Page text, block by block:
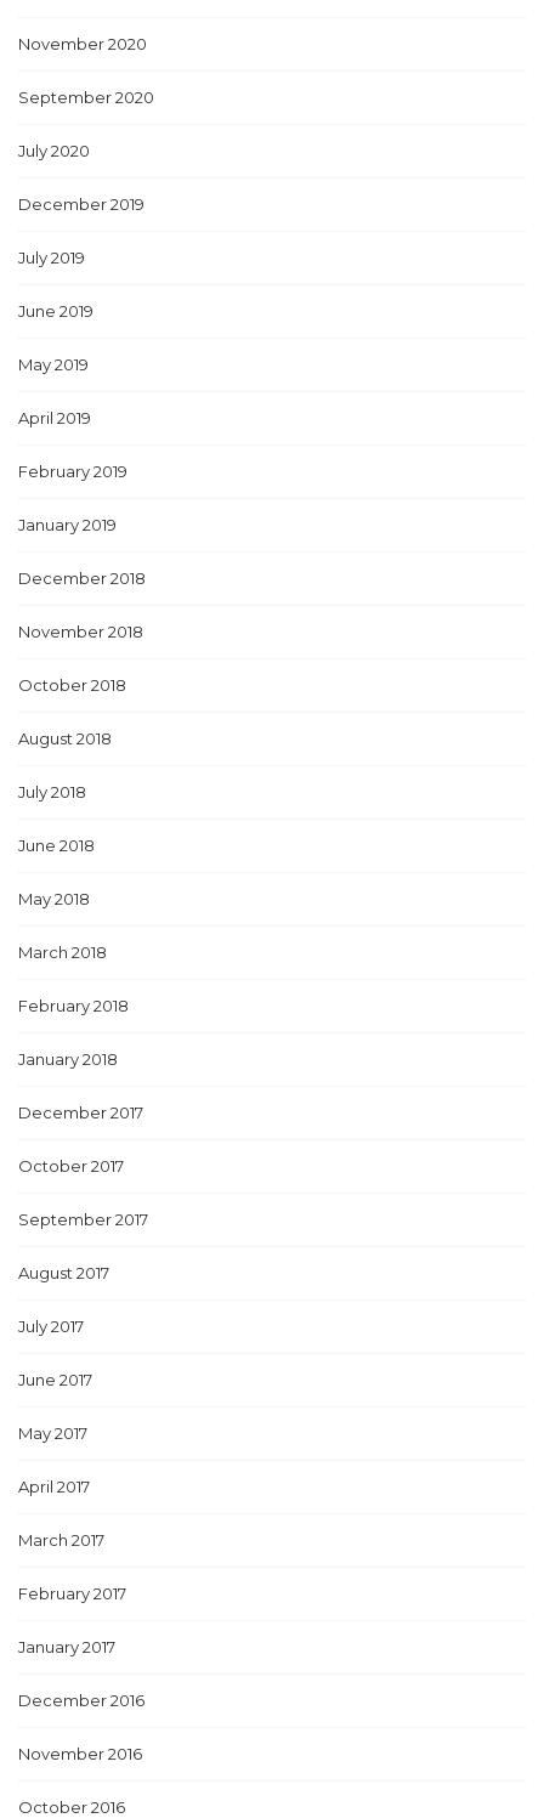
November 2020
September 2020
July 2020
December 2019
July 2019
June 2019
May 2019
April 2019
February 2019
January 2019
December 2018
November 2018
October 2018
August 2018
July 2018
June 2018
May 2018
March 2018
February 2018
January 2018
December 2017
October 2017
September 2017
August 2017
July 2017
June 2017
May 2017
April 2017
March 2017
February 2017
January 2017
December 2016
November 2016
October 2016